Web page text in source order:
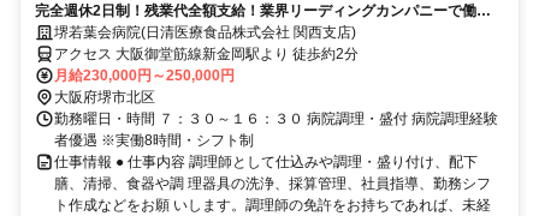
完全週休2日制！残業代全額支給！業界リーディングカンパニーで働き
ませんか？！
堺若葉会病院(日清医療食品株式会社 関西支店)
アクセス 大阪御堂筋線新金岡駅より 徒歩約2分
月給230,000円～250,000円
大阪府堺市北区
勤務曜日・時間 ７：３０～１６：３０ 病院調理・盛付 病院調理経験
者優遇 ※実働8時間・シフト制
仕事情報 ● 仕事内容 調理師として仕込みや調理・盛り付け、配下
膳、清掃、食器や調 理器具の洗浄、採算管理、社員指導、勤務シフ
ト作成などをお願 いします。調理師の免許をお持ちであれば、未経